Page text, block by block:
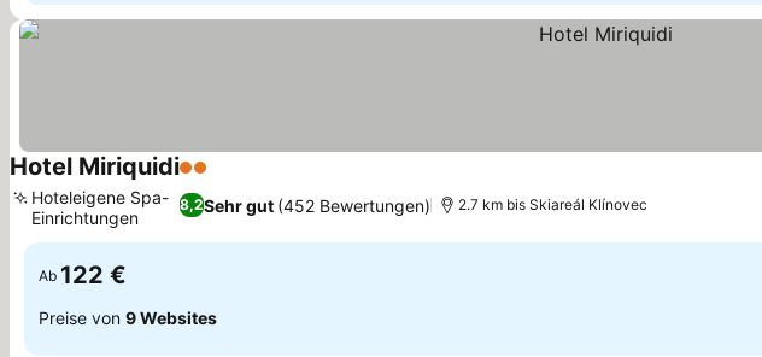
Hotel Miriquidi2 Sterne
8,2Sehr gut (452 Bewertungen)
Hoteleigene Spa-
Einrichtungen
2.7 km bis Skiareál Klínovec
Ab 122 €
Preise von 9 Websites